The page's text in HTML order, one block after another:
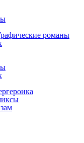
романы